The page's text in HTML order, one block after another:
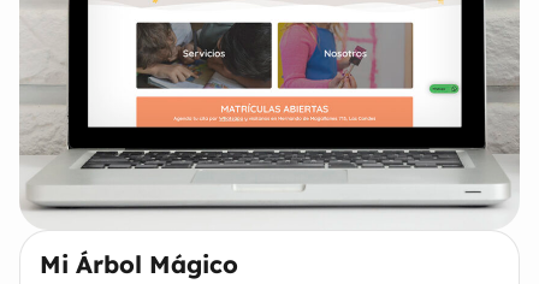
Mi Árbol Mágico